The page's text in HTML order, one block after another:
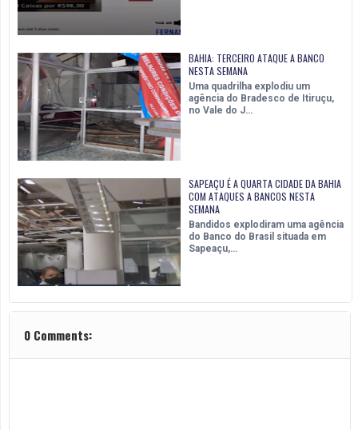
BAHIA: TERCEIRO ATAQUE A BANCO
NESTA SEMANA
Uma quadrilha explodiu um
agência do Bradesco de Itiruçu,
no Vale do J…
SAPEAÇU É A QUARTA CIDADE DA BAHIA
COM ATAQUES A BANCOS NESTA
SEMANA
Bandidos explodiram uma agência
do Banco do Brasil situada em
Sapeaçu,…
0 Comments: